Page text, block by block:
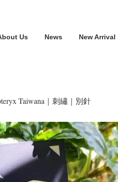
Us News New Arrival
Taiwana｜刺繡｜別針